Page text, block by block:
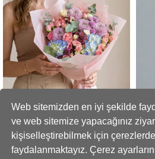
Web sitemizden en iyi şekilde
ve web sitemize yapacağınız
kişiselleştirebilmek için
faydalanmaktayız. Çerez
5799,99 TL 5299,99 TL
GÖNDER